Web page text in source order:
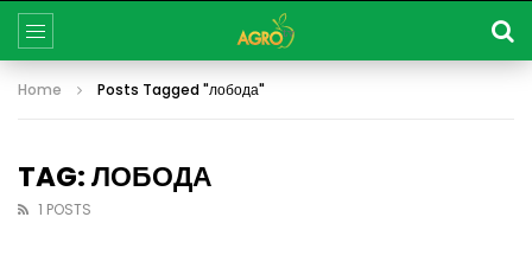
Home Posts Tagged "лобода"
TAG: ЛОБОДА
1 POSTS